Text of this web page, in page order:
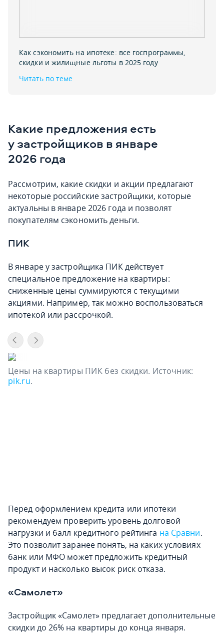
Как сэкономить на ипотеке: все госпрограммы‚
скидки и жилищные льготы в 2025 году
Читать по теме
Какие предложения есть
у застройщиков в январе
2026 года
Рассмотрим, какие скидки и акции предлагают
некоторые российские застройщики, которые
актуальны в январе 2026 года и позволят
покупателям сэкономить деньги.
ПИК
В январе у застройщика ПИК действует
специальное предложение на квартиры:
сниженные цены суммируются с текущими
акциями. Например, так можно воспользоваться
ипотекой или рассрочкой.
Цены на квартиры ПИК без скидки. Источник:
pik.ru.
Перед оформлением кредита или ипотеки
рекомендуем проверить уровень долговой
нагрузки и балл кредитного рейтинга на Сравни.
Это позволит заранее понять, на каких условиях
банк или МФО может предложить кредитный
продукт и насколько высок риск отказа.
«Самолет»
Застройщик «Самолет» предлагает дополнительные
скидки до 26% на квартиры до конца января.